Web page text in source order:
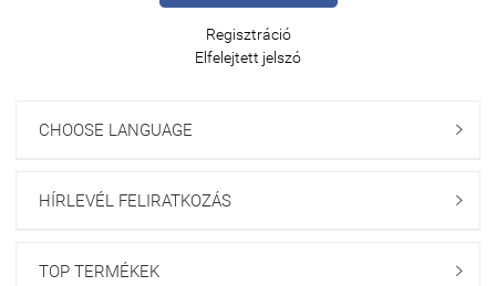
Regisztráció
Elfelejtett jelszó
CHOOSE LANGUAGE 
HÍRLEVÉL FELIRATKOZÁS 
TOP TERMÉKEK 